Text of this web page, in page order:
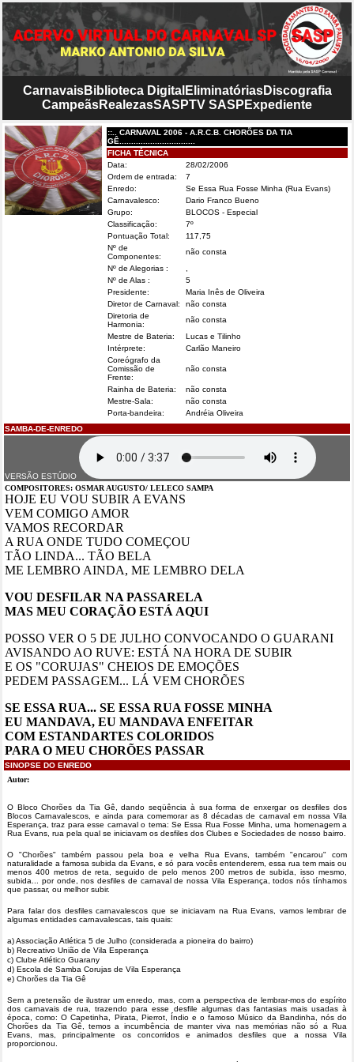
CarnavaisBiblioteca Digital EliminatóriasDiscografia
CampeãsRealezasSASPTV SASP Expediente
::.. CARNAVAL 2006 - A.R.C.B. CHORÕES DA TIA
GÊ................................
FICHA TÉCNICA
Data:
28/02/2006
Ordem de entrada:
7
Enredo:
Se Essa Rua Fosse Minha (Rua Evans)
Carnavalesco:
Dario Franco Bueno
Grupo:
BLOCOS - Especial
Classificação:
7º
Pontuação Total:
117,75
Nº de
Componentes:
não consta
Nº de Alegorias :
Nº de Alas :
5
Presidente:
Maria Inês de Oliveira
Diretor de Carnaval:
não consta
Diretoria de
Harmonia:
não consta
Mestre de Bateria:
Lucas e Tilinho
Intérprete:
Carlão Maneiro
Coreógrafo da
Comissão de
Frente:
não consta
Rainha de Bateria:
não consta
Mestre-Sala:
não consta
Porta-bandeira:
Andréia Oliveira
SAMBA-DE-ENREDO
VERSÃO ESTÚDIO
COMPOSITORES: OSMAR AUGUSTO/ LELECO SAMPA
HOJE EU VOU SUBIR A EVANS
VEM COMIGO AMOR
VAMOS RECORDAR
A RUA ONDE TUDO COMEÇOU
TÃO LINDA... TÃO BELA
ME LEMBRO AINDA, ME LEMBRO DELA
VOU DESFILAR NA PASSARELA
MAS MEU CORAÇÃO ESTÁ AQUI
POSSO VER O 5 DE JULHO CONVOCANDO O GUARANI
AVISANDO AO RUVE: ESTÁ NA HORA DE SUBIR
E OS "CORUJAS" CHEIOS DE EMOÇÕES
PEDEM PASSAGEM... LÁ VEM CHORÕES
SE ESSA RUA... SE ESSA RUA FOSSE MINHA
EU MANDAVA, EU MANDAVA ENFEITAR
COM ESTANDARTES COLORIDOS
PARA O MEU CHORÕES PASSAR
SINOPSE DO ENREDO
Autor:
O Bloco Chorões da Tia Gê, dando seqüência à sua forma de enxergar os desfiles dos
Blocos Carnavalescos, e ainda para comemorar as 8 décadas de carnaval em nossa Vila
Esperança, traz para esse carnaval o tema: Se Essa Rua Fosse Minha, uma homenagem a
Rua Evans, rua pela qual se iniciavam os desfiles dos Clubes e Sociedades de nosso bairro.
O "Chorões" também passou pela boa e velha Rua Evans, também "encarou" com
naturalidade a famosa subida da Evans, e só para vocês entenderem, essa rua tem mais ou
menos 400 metros de reta, seguido de pelo menos 200 metros de subida, isso mesmo,
subida... por onde, nos desfiles de carnaval de nossa Vila Esperança, todos nós tínhamos
que passar, ou melhor subir.
Para falar dos desfiles carnavalescos que se iniciavam na Rua Evans, vamos lembrar de
algumas entidades carnavalescas, tais quais:
a) Associação Atlética 5 de Julho (considerada a pioneira do bairro)
b) Recreativo União de Vila Esperança
c) Clube Atlético Guarany
d) Escola de Samba Corujas de Vila Esperança
e) Chorões da Tia Gê
Sem a pretensão de ilustrar um enredo, mas, com a perspectiva de lembrar-mos do espírito
dos carnavais de rua, trazendo para esse desfile algumas das fantasias mais usadas à
época, como: O Capetinha, Pirata, Pierrot, Índio e o famoso Músico da Bandinha, nós do
Chorões da Tia Gê, temos a incumbência de manter viva nas memórias não só a Rua
Evans, mas, principalmente os concorridos e animados desfiles que a nossa Vila
proporcionou.